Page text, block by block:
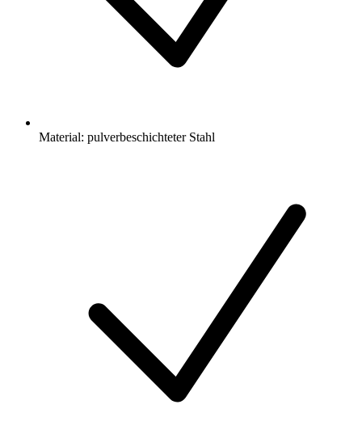
Material: pulverbeschichteter Stahl